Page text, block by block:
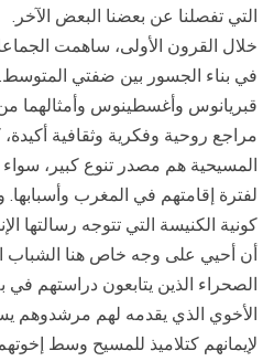
التي تفصلنا عن بعضنا البعض الآخر.
خلال القرون الأولى، ساهمت
في بناء الجسور بين ضفتي المتوسط.
قبريانوس وأغسطينوس وأمثالهما
مراجع روحية وفكرية وثقافية أكيدة،
المسيحية هم مصدر تنوع كبير،
لفترة إقامتهم في المغرب
كونية الكنيسة التي تتوجه رسالتها
أن أحيي على وجه خاص هنا الشباب
الصحراء الذين يتابعون دراستهم في
الأخوي الذي يقدمه لهم مرشدوهم
لإيمانهم كتلاميذ للمسيح وسط